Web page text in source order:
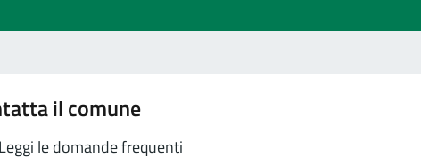
il comune
Leggi le domande frequenti